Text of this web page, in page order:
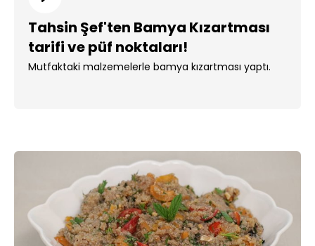
Tahsin Şef'ten Bamya Kızartması
tarifi ve püf noktaları!
Mutfaktaki malzemelerle bamya kızartması yaptı.